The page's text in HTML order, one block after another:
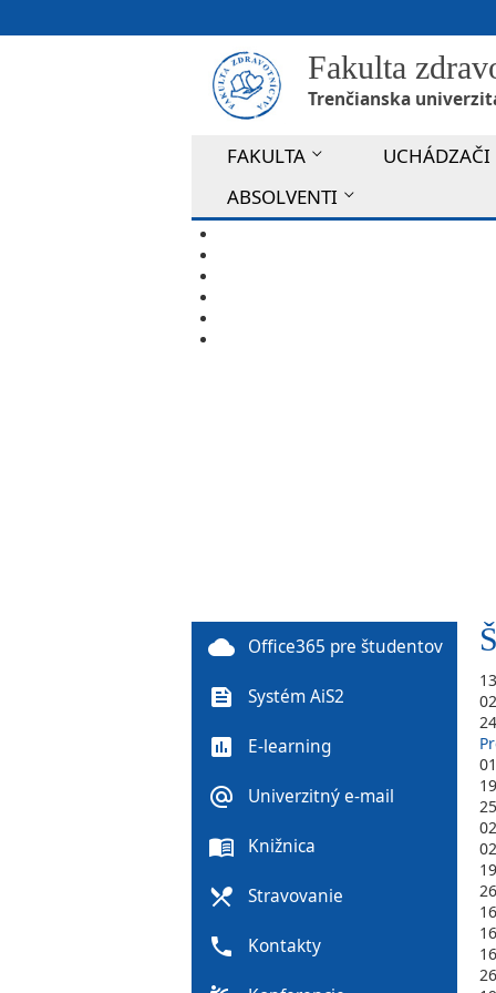
Fakulta
Trenčianska
FAKULTA UCHÁDZAČI
ABSOLVENTI
cloud Office365 pre študentov
feed Systém AiS2
poll E-learning
alternate_email Univerzitný e-mail
menu_book Knižnica
local_dining Stravovanie
phone Kontakty